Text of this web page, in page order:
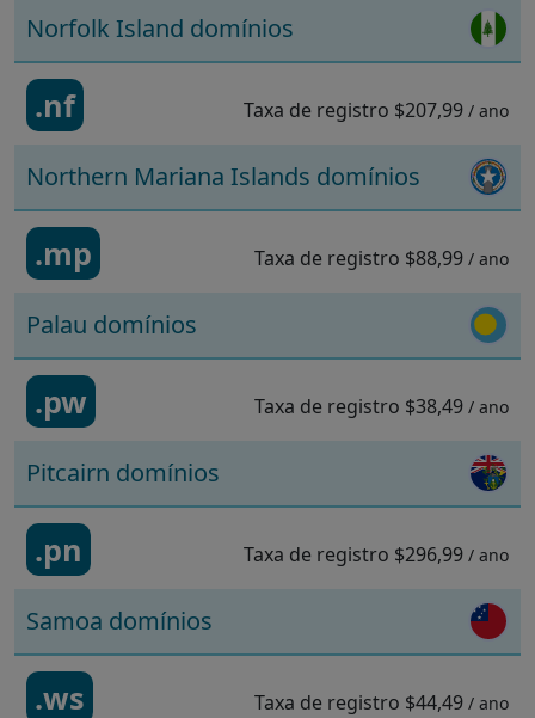
Norfolk Island domínios
.nf Taxa de registro $207,99 / ano
Northern Mariana Islands domínios
.mp Taxa de registro $88,99 / ano
Palau domínios
.pw Taxa de registro $38,49 / ano
Pitcairn domínios
.pn Taxa de registro $296,99 / ano
Samoa domínios
.ws Taxa de registro $44,49 / ano